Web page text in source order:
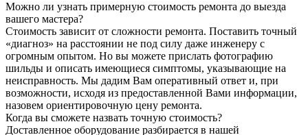
Можно ли узнать примерную стоимость ремонта до выезда
вашего мастера?
Стоимость зависит от сложности ремонта. Поставить точный
«диагноз» на расстоянии не под силу даже инженеру с
огромным опытом. Но вы можете прислать фотографию
шильды и описать имеющиеся симптомы, указывающие на
неисправность. Мы дадим Вам оперативный ответ и, при
возможности, исходя из предоставленной Вами информации,
назовем ориентировочную цену ремонта.
Когда вы сможете назвать точную стоимость?
Доставленное оборудование разбирается в нашей